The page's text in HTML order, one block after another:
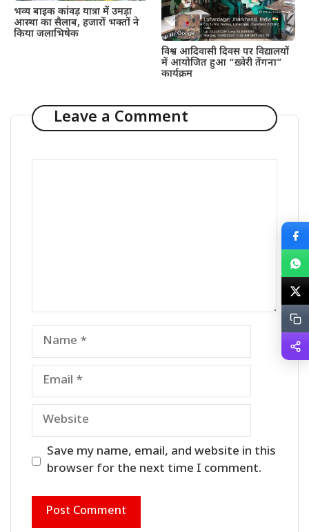
भव्य बाइक कांवड़ यात्रा में उमड़ा
आस्था का सैलाब, हजारों भक्तों ने
किया जलाभिषेक
विश्व आदिवासी दिवस पर विद्यालयों
में आयोजित हुआ “ख़्वेरी तेंगना”
कार्यक्रम
Leave a Comment
Name
Email
Website
Save my name, email, and website in this
browser for the next time I comment.